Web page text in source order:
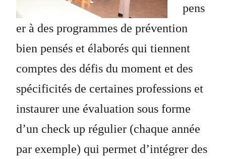
pens
er à des programmes de prévention
bien pensés et élaborés qui tiennent
comptes des défis du moment et des
spécificités de certaines professions et
instaurer une évaluation sous forme
d’un check up régulier (chaque année
par exemple) qui permet d’intégrer des